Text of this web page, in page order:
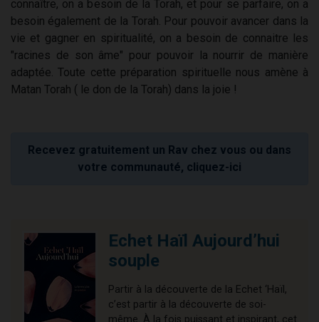
connaître, on a besoin de la Torah, et pour se parfaire, on a
besoin également de la Torah. Pour pouvoir avancer dans la
vie et gagner en spiritualité, on a besoin de connaitre les
"racines de son âme" pour pouvoir la nourrir de manière
adaptée. Toute cette préparation spirituelle nous amène à
Matan Torah ( le don de la Torah) dans la joie !
Recevez gratuitement un Rav chez vous ou dans
votre communauté, cliquez-ici
Echet Haïl Aujourd’hui
souple
Partir à la découverte de la Echet ‘Haïl,
c’est partir à la découverte de soi-